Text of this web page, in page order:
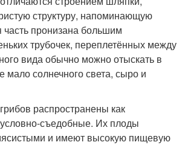
структуру, напоминающую
часть пронизана большим
трубочек, переплетённых между
вида обычно можно отыскать в
мало солнечного света, сыро и
распространены как
съедобные. Их плоды
и имеют высокую пищевую